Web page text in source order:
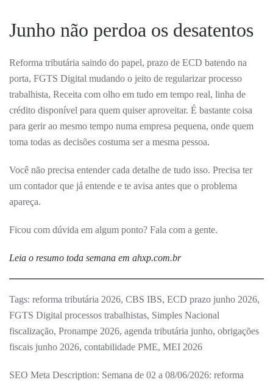
Junho não perdoa os desatentos
Reforma tributária saindo do papel, prazo de ECD batendo na
porta, FGTS Digital mudando o jeito de regularizar processo
trabalhista, Receita com olho em tudo em tempo real, linha de
crédito disponível para quem quiser aproveitar. É bastante coisa
para gerir ao mesmo tempo numa empresa pequena, onde quem
toma todas as decisões costuma ser a mesma pessoa.
Você não precisa entender cada detalhe de tudo isso. Precisa ter
um contador que já entende e te avisa antes que o problema
apareça.
Ficou com dúvida em algum ponto? Fala com a gente.
Leia o resumo toda semana em ahxp.com.br
Tags: reforma tributária 2026, CBS IBS, ECD prazo junho 2026,
FGTS Digital processos trabalhistas, Simples Nacional
fiscalização, Pronampe 2026, agenda tributária junho, obrigações
fiscais junho 2026, contabilidade PME, MEI 2026
SEO Meta Description: Semana de 02 a 08/06/2026: reforma